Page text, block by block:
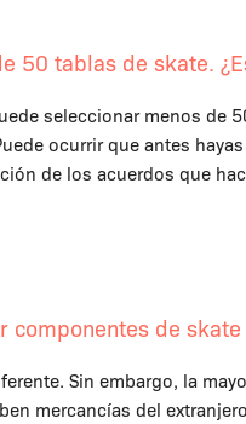
50 tablas de skate.
seleccionar menos de
ocurrir que antes
de los acuerdos que
de skate
Sin embargo, la
mercancías del